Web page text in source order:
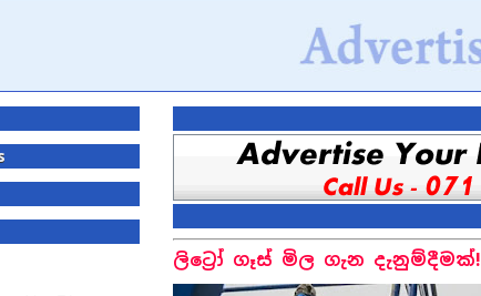
ලිට්‍රෝ ගෑස් මිල ගැන දැනුම්දීමක්!